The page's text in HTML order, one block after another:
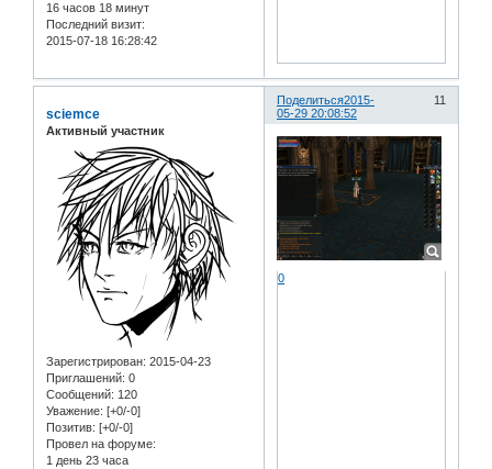
16 часов 18 минут
Последний визит:
2015-07-18 16:28:42
Поделиться 11
2015-
05-29 20:08:52
sciemce
Активный участник
Зарегистрирован: 2015-04-23
Приглашений: 0
Сообщений: 120
Уважение: [+0/-0]
Позитив: [+0/-0]
Провел на форуме:
1 день 23 часа
0